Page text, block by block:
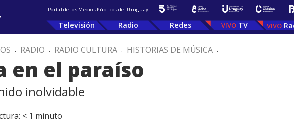
Portal de los Medios Públicos del Uruguay
Televisión Radio Redes TV
. RADIO . RADIO CULTURA . HISTORIAS DE MÚSICA .
en el paraíso
inolvidable
< 1 minuto